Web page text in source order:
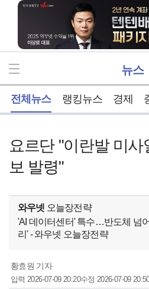
뉴스
전체뉴스 랭킹뉴스 경제
요르단 "이란발 미
보 발령"
와우넷 오늘장전략
'AI 데이터센터' 특수…반도체 넘
리' - 와우넷 오늘장전략
황효원 기자
입력2026-07-09 20:20수정 2026-07-09